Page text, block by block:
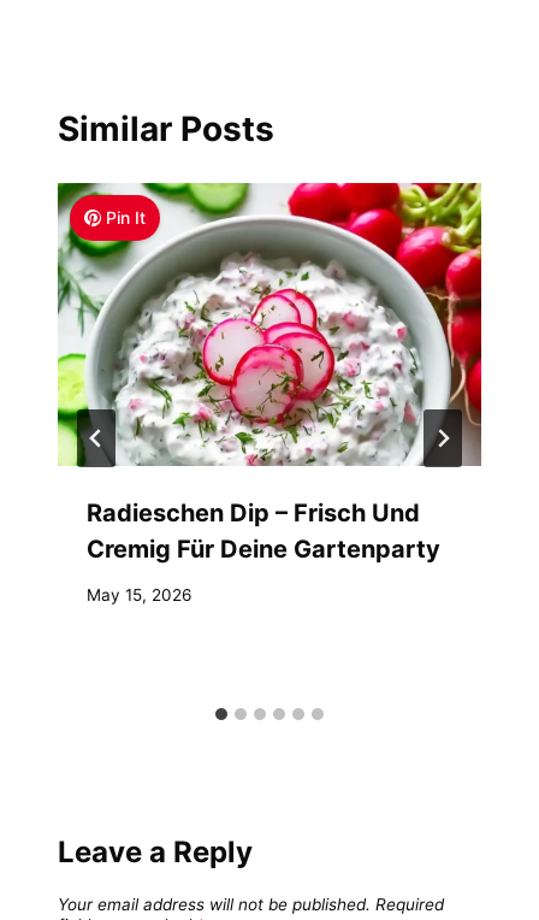
Similar Posts
Pin It
Radieschen Dip – Frisch Und
Cremig Für Deine Gartenparty
May 15, 2026
Leave a Reply
Your email address will not be published. Required